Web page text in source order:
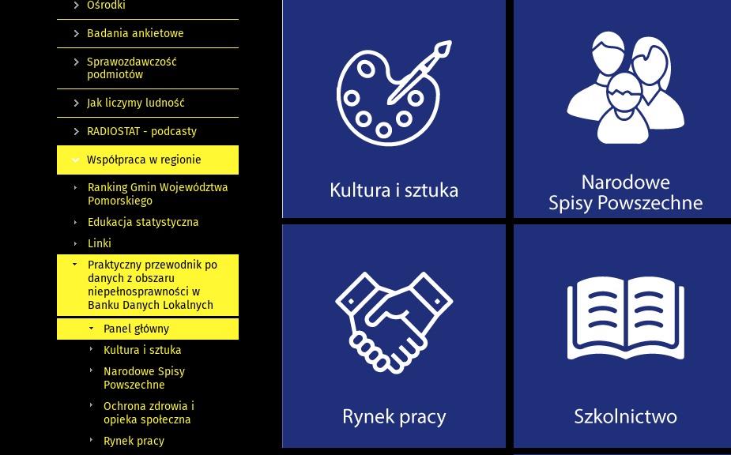
Ośrodki
Badania ankietowe
Sprawozdawczość
podmiotów
Jak liczymy ludność
RADIOSTAT - podcasty
Współpraca w regionie
Ranking Gmin Województwa
Pomorskiego
Edukacja statystyczna
Linki
Praktyczny przewodnik po
danych z obszaru
niepełnosprawności w
Banku Danych Lokalnych
Panel główny
Kultura i sztuka
Narodowe Spisy
Powszechne
Ochrona zdrowia i
opieka społeczna
Rynek pracy